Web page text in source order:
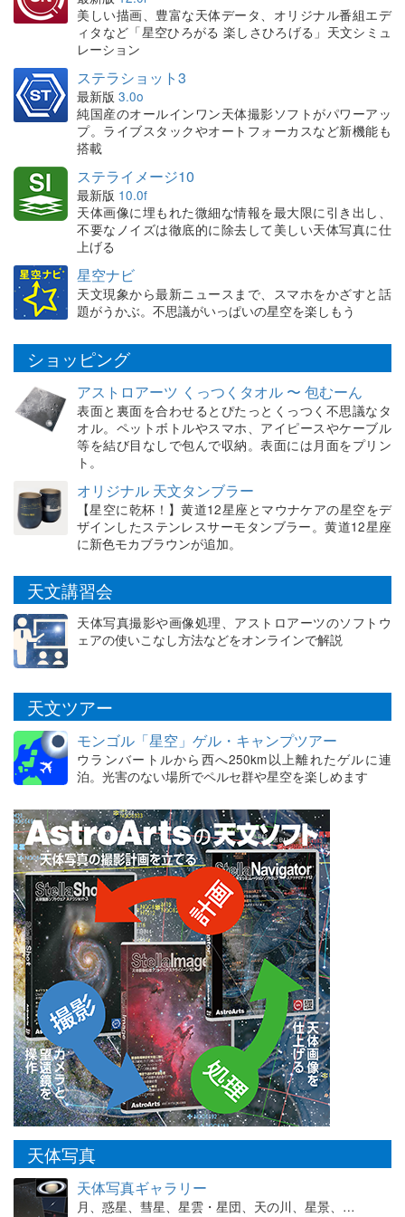
美しい描画、豊富な天体データ、オリジナル番組エデ
ィタなど「星空ひろがる 楽しさひろげる」天文シミュ
レーション
ステラショット3
最新版 3.0o
純国産のオールインワン天体撮影ソフトがパワーアッ
プ。ライブスタックやオートフォーカスなど新機能も
搭載
ステライメージ10
最新版 10.0f
天体画像に埋もれた微細な情報を最大限に引き出し、
不要なノイズは徹底的に除去して美しい天体写真に仕
上げる
星空ナビ
天文現象から最新ニュースまで、スマホをかざすと話
題がうかぶ。不思議がいっぱいの星空を楽しもう
ショッピング
アストロアーツ くっつくタオル 〜 包むーん
表面と裏面を合わせるとぴたっとくっつく不思議なタ
オル。ペットボトルやスマホ、アイピースやケーブル
等を結び目なしで包んで収納。表面には月面をプリン
ト。
オリジナル 天文タンブラー
【星空に乾杯！】黄道12星座とマウナケアの星空をデ
ザインしたステンレスサーモタンブラー。黄道12星座
に新色モカブラウンが追加。
天文講習会
天体写真撮影や画像処理、アストロアーツのソフトウ
ェアの使いこなし方法などをオンラインで解説
天文ツアー
モンゴル「星空」ゲル・キャンプツアー
ウランバートルから西へ250km以上離れたゲルに連
泊。光害のない場所でペルセ群や星空を楽しめます
天体写真
天体写真ギャラリー
月、惑星、彗星、星雲・星団、天の川、星景、…